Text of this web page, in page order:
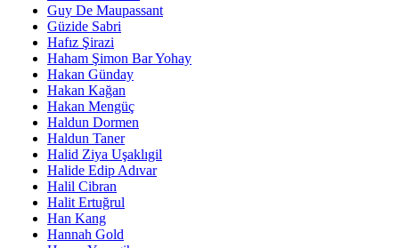
Guy De Maupassant
Güzide Sabri
Hafız Şirazi
Haham Şimon Bar Yohay
Hakan Günday
Hakan Kağan
Hakan Mengüç
Haldun Dormen
Haldun Taner
Halid Ziya Uşaklıgil
Halide Edip Adıvar
Halil Cibran
Halit Ertuğrul
Han Kang
Hannah Gold